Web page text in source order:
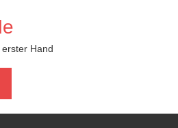
Hand